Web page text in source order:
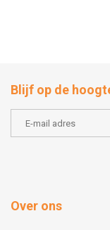
Blijf op de
Over ons